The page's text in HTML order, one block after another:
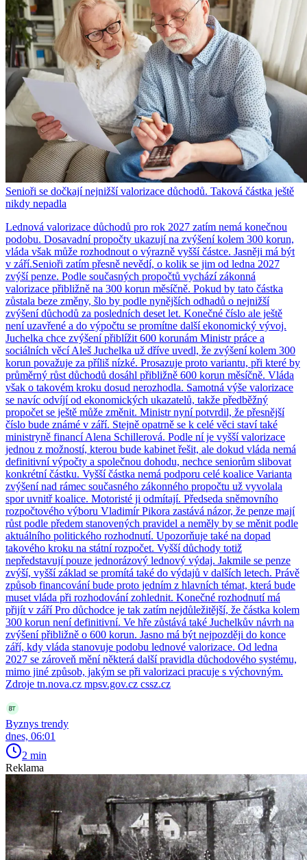
Senioři se dočkají nejnižší valorizace důchodů. Taková částka ještě
nikdy nepadla
Lednová valorizace důchodů pro rok 2027 zatím nemá konečnou
podobu. Dosavadní propočty ukazují na zvýšení kolem 300 korun,
vláda však může rozhodnout o výrazně vyšší částce. Jasněji má být
v září.Senioři zatím přesně nevědí, o kolik se jim od ledna 2027
zvýší penze. Podle současných propočtů vychází zákonná
valorizace přibližně na 300 korun měsíčně. Pokud by tato částka
zůstala beze změny, šlo by podle nynějších odhadů o nejnižší
zvýšení důchodů za posledních deset let. Konečné číslo ale ještě
není uzavřené a do výpočtu se promítne další ekonomický vývoj.
Juchelka chce zvýšení přiblížit 600 korunám Ministr práce a
sociálních věcí Aleš Juchelka už dříve uvedl, že zvýšení kolem 300
korun považuje za příliš nízké. Prosazuje proto variantu, při které by
průměrný růst důchodů dosáhl přibližně 600 korun měsíčně. Vláda
však o takovém kroku dosud nerozhodla. Samotná výše valorizace
se navíc odvíjí od ekonomických ukazatelů, takže předběžný
propočet se ještě může změnit. Ministr nyní potvrdil, že přesnější
číslo bude známé v září. Stejně opatrně se k celé věci staví také
ministryně financí Alena Schillerová. Podle ní je vyšší valorizace
jednou z možností, kterou bude kabinet řešit, ale dokud vláda nemá
definitivní výpočty a společnou dohodu, nechce seniorům slibovat
konkrétní částku. Vyšší částka nemá podporu celé koalice Varianta
zvýšení nad rámec současného zákonného propočtu už vyvolala
spor uvnitř koalice. Motoristé ji odmítají. Předseda sněmovního
rozpočtového výboru Vladimír Pikora zastává názor, že penze mají
růst podle předem stanovených pravidel a neměly by se měnit podle
aktuálního politického rozhodnutí. Upozorňuje také na dopad
takového kroku na státní rozpočet. Vyšší důchody totiž
nepředstavují pouze jednorázový lednový výdaj. Jakmile se penze
zvýší, vyšší základ se promítá také do výdajů v dalších letech. Právě
způsob financování bude proto jedním z hlavních témat, která bude
muset vláda při rozhodování zohlednit. Konečné rozhodnutí má
přijít v září Pro důchodce je tak zatím nejdůležitější, že částka kolem
300 korun není definitivní. Ve hře zůstává také Juchelkův návrh na
zvýšení přibližně o 600 korun. Jasno má být nejpozději do konce
září, kdy vláda stanovuje podobu lednové valorizace. Od ledna
2027 se zároveň mění některá další pravidla důchodového systému,
mimo jiné způsob, jakým se při valorizaci pracuje s výchovným.
Zdroje tn.nova.cz mpsv.gov.cz cssz.cz
Byznys trendy
dnes, 06:01
2 min
Reklama